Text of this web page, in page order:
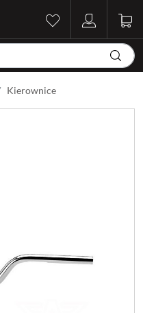
Kierownice